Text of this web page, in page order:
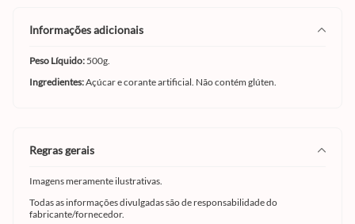
informações adicionais
Peso Líquido: 500g.
Ingredientes:Açúcar e corante artificial. Não contém glúten.
regras gerais
Imagens meramente ilustrativas.
Todas as informações divulgadas são de responsabilidade do
fabricante/fornecedor.